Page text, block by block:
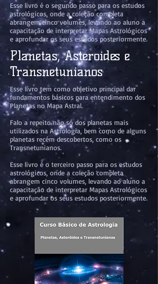
Esse livro é o segundo passo para os estudos
astrológicos, onde a coleção completa
abrangem cinco volumes, levando ao aluno a
capacitação de interpretar Mapas Astrológicos
e aprofundar os seus estudos posteriormente.
Planetas, Asteroides e
Transnetunianos
Esse livro tem como objetivo principal dar
fundamentos básicos para entendimento dos
Planetas no Mapa Astral.
Falo a repeito não só dos planetas mais
utilizados na Astrologia, bem como de alguns
planetas recém descobertos, como os
Transnetunianos.
Esse livro é o terceiro passo para os estudos
astrológicos, onde a coleção completa
abrangem cinco volumes, levando ao aluno a
capacitação de interpretar Mapas Astrológicos
e aprofundar os seus estudos posteriormente.